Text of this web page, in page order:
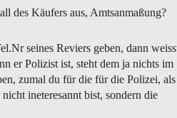
des Käufers aus, Amtsanmaßung?
seines Reviers geben, dann
er Polizist ist, steht dem ja nichts im
zumal du für die für die Polizei, als
ineteresannt bist, sondern die